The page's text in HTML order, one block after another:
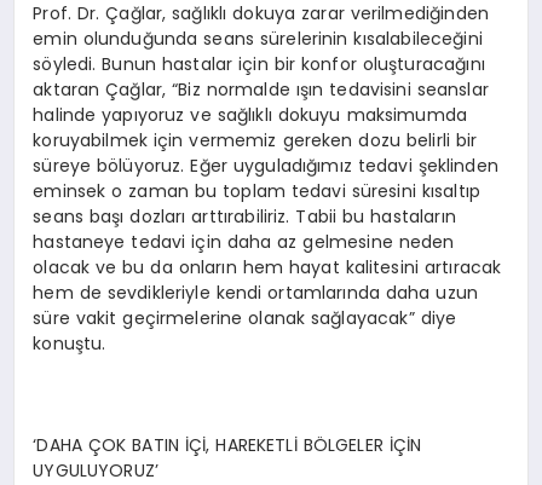
Prof. Dr. Çağlar, sağlıklı dokuya zarar verilmediğinden
emin olunduğunda seans sürelerinin kısalabileceğini
söyledi. Bunun hastalar için bir konfor oluşturacağını
aktaran Çağlar, “Biz normalde ışın tedavisini seanslar
halinde yapıyoruz ve sağlıklı dokuyu maksimumda
koruyabilmek için vermemiz gereken dozu belirli bir
süreye bölüyoruz. Eğer uyguladığımız tedavi şeklinden
eminsek o zaman bu toplam tedavi süresini kısaltıp
seans başı dozları arttırabiliriz. Tabii bu hastaların
hastaneye tedavi için daha az gelmesine neden
olacak ve bu da onların hem hayat kalitesini artıracak
hem de sevdikleriyle kendi ortamlarında daha uzun
süre vakit geçirmelerine olanak sağlayacak” diye
konuştu.
‘DAHA ÇOK BATIN İÇİ, HAREKETLİ BÖLGELER İÇİN
UYGULUYORUZ’